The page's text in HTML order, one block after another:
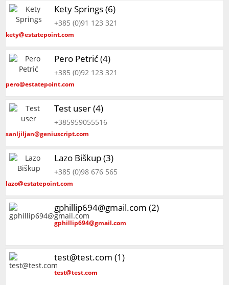
Kety Springs (6)
+385 (0)91 123 321
kety@estatepoint.com
Pero Petrić (4)
+385 (0)92 123 321
pero@estatepoint.com
Test user (4)
+385959055516
sanljiljan@geniuscript.com
Lazo Biškup (3)
+385 (0)98 676 565
lazo@estatepoint.com
gphillip694@gmail.com (2)
gphillip694@gmail.com
test@test.com (1)
test@test.com